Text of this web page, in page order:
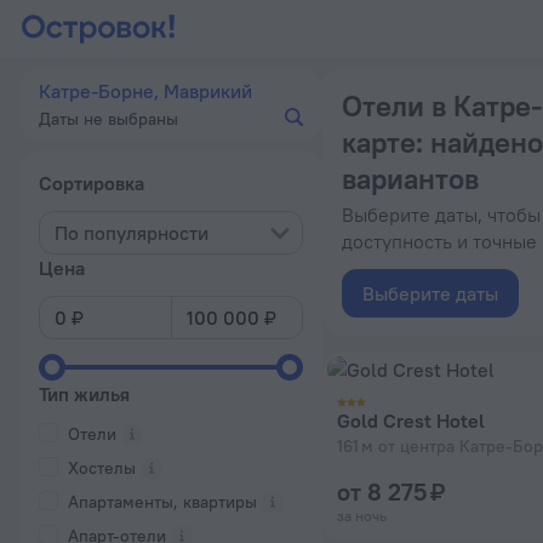
Катре-Борне, Маврикий
Даты не выбраны
Сортировка
По популярности
Цена
Тип жилья
Отели
Хостелы
Апартаменты, квартиры
Апарт-отели
Отели в
карте:
вариантов
Выберите даты, чтобы
доступность и
Выберите даты
Gold Crest Hotel
161 м от центра Катре-
от 8 275 ₽
за ночь